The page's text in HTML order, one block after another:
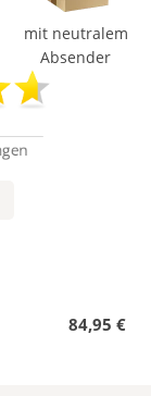
mit neutralem
Absender
84,95 €